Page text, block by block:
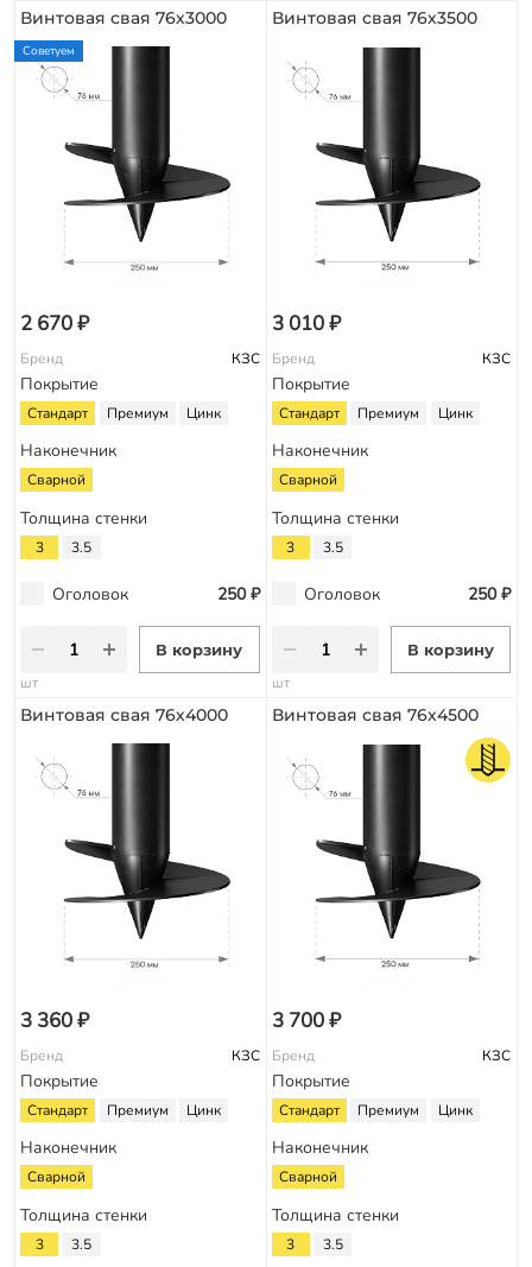
Винтовая свая 76х3000
Советуем
2 670 ₽
Бренд КЗС
Покрытие
Стандарт Премиум Цинк
Наконечник
Сварной
Толщина стенки
3 3.5
Оголовок 250 ₽
В корзину
шт
Винтовая свая 76х3500
3 010 ₽
Бренд КЗС
Покрытие
Стандарт Премиум Цинк
Наконечник
Сварной
Толщина стенки
3 3.5
Оголовок 250 ₽
В корзину
шт
Винтовая свая 76х4000
3 360 ₽
Бренд КЗС
Покрытие
Стандарт Премиум Цинк
Наконечник
Сварной
Толщина стенки
3 3.5
Винтовая свая 76х4500
3 700 ₽
Бренд КЗС
Покрытие
Стандарт Премиум Цинк
Наконечник
Сварной
Толщина стенки
3 3.5